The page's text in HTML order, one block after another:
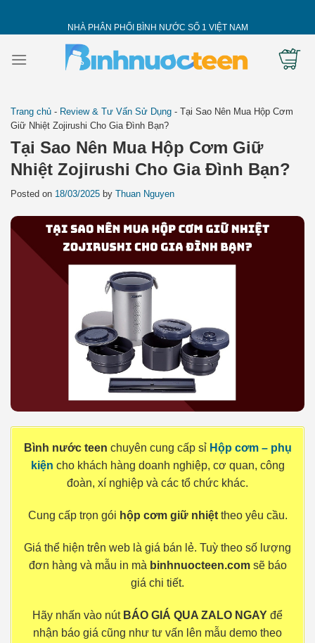
NHÀ PHÂN PHỐI BÌNH NƯỚC SỐ 1 VIỆT NAM
Trang chủ - Review & Tư Vấn Sử Dụng - Tại Sao Nên Mua Hộp Cơm
Giữ Nhiệt Zojirushi Cho Gia Đình Bạn?
Tại Sao Nên Mua Hộp Cơm Giữ
Nhiệt Zojirushi Cho Gia Đình Bạn?
Posted on 18/03/2025 by Thuan Nguyen
Bình nước teen chuyên cung cấp sỉ Hộp cơm – phụ
kiện cho khách hàng doanh nghiệp, cơ quan, công
đoàn, xí nghiệp và các tổ chức khác.
Cung cấp trọn gói hộp cơm giữ nhiệt theo yêu cầu.
Giá thể hiện trên web là giá bán lẻ. Tuỳ theo số lượng
đơn hàng và mẫu in mà binhnuocteen.comsẽ báo
giá chi tiết.
Hãy nhấn vào nút BÁO GIÁ QUA ZALO NGAY để
nhận báo giá cũng như tư vấn lên mẫu demo theo